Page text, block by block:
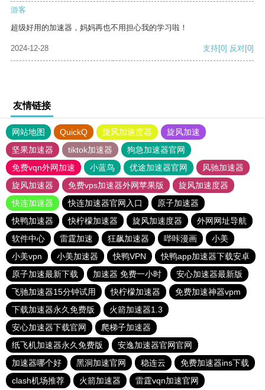
游客
超级好用的加速器，妈妈再也不用担心我的学习啦！
2024-12-28 支持[0] 反对[0]
友情链接
网站地图 QuickQ 旋风加速度器
旋风加速
坚果加速器
tiktok加速器
狗急加速器官网
免费vqn外网加速
小蓝鸟 优途加速器官网
风驰加速器
旋风加速器
免费vps加速器外网苹果版
旋风加速度器
快连加速器
快连加速器官网入口
原子加速器
快鸭加速器
快柠檬加速器 旋风加速度器
外网网址导航
软件中心
雷霆加速 狂飙加速器 哔咔漫画
小美
小美vpn
小美加速器 快鸭VPN
快鸭app加速器下载安卓
原子加速最新下载
加速器 免费一小时
安心加速器最新版
飞驰加速器15分钟试用
快柠檬加速器
免费加速神器vpm
下载加速器永久免费版
火箭加速器1.3
安心加速器下载官网
爬梯子加速器
纸飞机加速器永久免费版
安逸加速器官网官网
加速器哪个好
黑洞加速官网 稳连云
免费加速器ins下载
clash机场推荐
火箭加速器 雷霆vqn加速官网